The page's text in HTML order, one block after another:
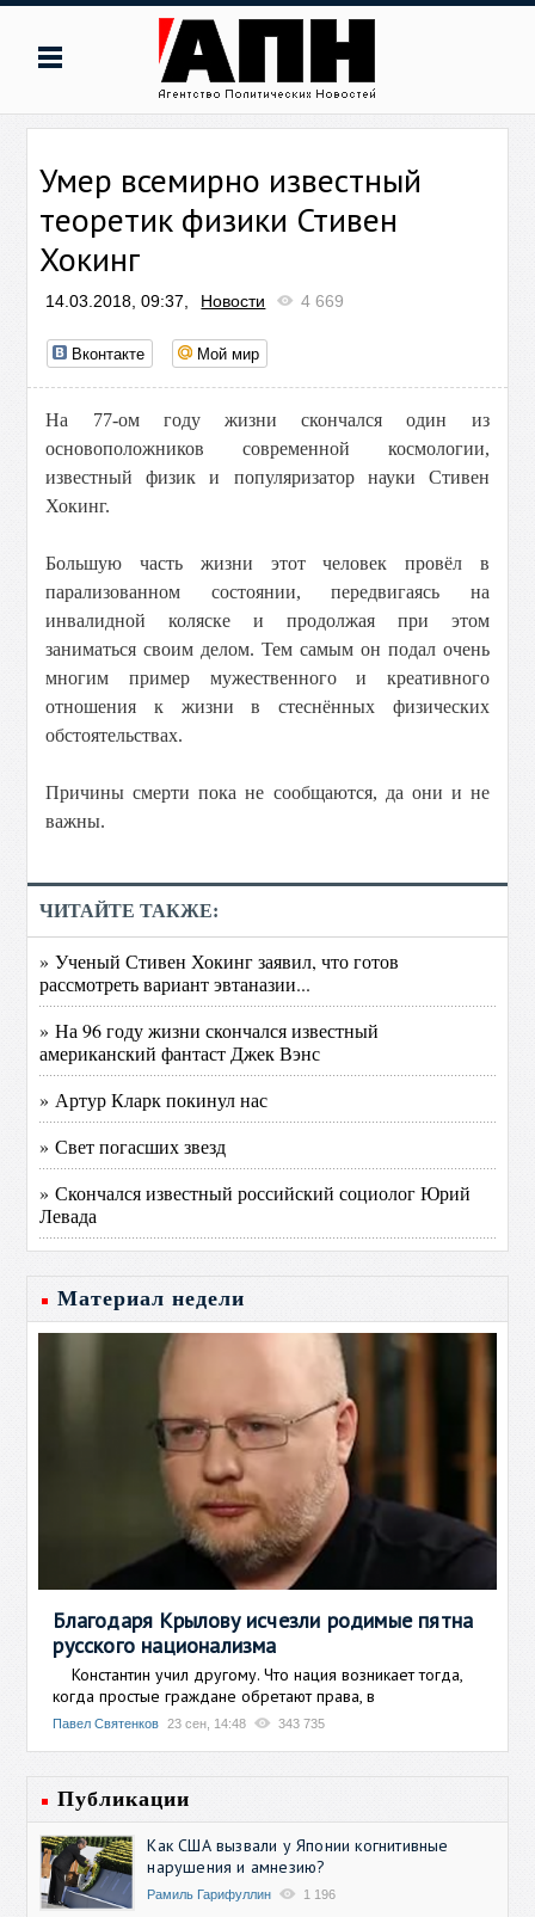
Умер всемирно известный
теоретик физики Стивен
Хокинг
14.03.2018, 09:37, Новости 4 669
Вконтакте Мой мир
На 77-ом году жизни скончался один из
основоположников современной космологии,
известный физик и популяризатор науки Стивен
Хокинг.
Большую часть жизни этот человек провёл в
парализованном состоянии, передвигаясь на
инвалидной коляске и продолжая при этом
заниматься своим делом. Тем самым он подал очень
многим пример мужественного и креативного
отношения к жизни в стеснённых физических
обстоятельствах.
Причины смерти пока не сообщаются, да они и не
важны.
ЧИТАЙТЕ ТАКЖЕ:
» Ученый Стивен Хокинг заявил, что готов
рассмотреть вариант эвтаназии...
» На 96 году жизни скончался известный
американский фантаст Джек Вэнс
» Артур Кларк покинул нас
» Свет погасших звезд
» Скончался известный российский социолог Юрий
Левада
Материал недели
Благодаря Крылову исчезли родимые пятна
русского национализма
Константин учил другому. Что нация возникает тогда,
когда простые граждане обретают права, в
Павел Святенков 23 сен, 14:48 343 735
Публикации
Как США вызвали у Японии когнитивные
нарушения и амнезию?
Рамиль Гарифуллин 1 196